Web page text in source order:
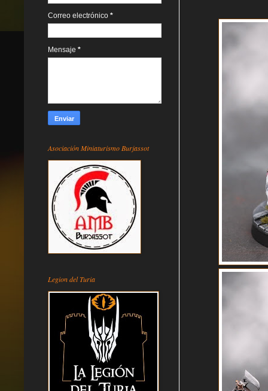
Correo electrónico *
Mensaje *
Asociación Miniaturismo Burjassot
Legion del Turia